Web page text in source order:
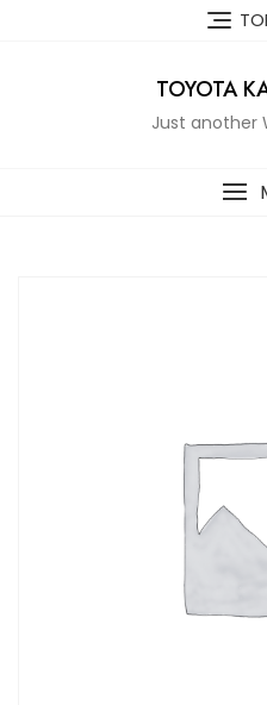
TOYOTA
Just another